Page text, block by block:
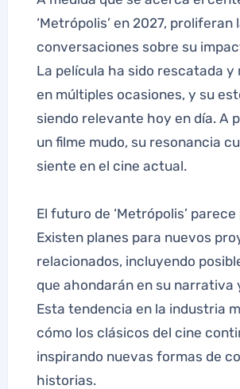
‘Metrópolis’ en 2027, proliferan
conversaciones sobre su
La película ha sido rescatada y
en múltiples ocasiones, y su
siendo relevante hoy en día. A
un filme mudo, su resonancia
siente en el cine actual.
El futuro de ‘Metrópolis’
Existen planes para nuevos
relacionados, incluyendo
que ahondarán en su narrativa
Esta tendencia en la industria
cómo los clásicos del cine
inspirando nuevas formas de
historias.